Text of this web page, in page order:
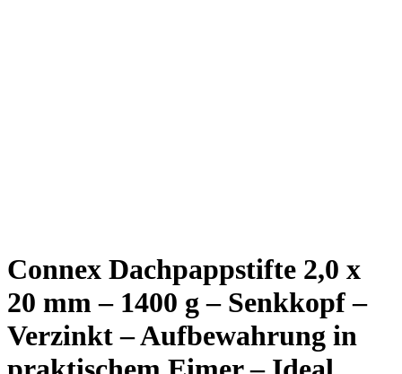
Connex Dachpappstifte 2,0 x
20 mm – 1400 g – Senkkopf –
Verzinkt – Aufbewahrung in